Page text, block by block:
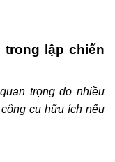
lập chiến
trọng do nhiều
cụ hữu ích nếu